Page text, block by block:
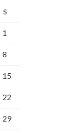
S
1
8
15
22
29